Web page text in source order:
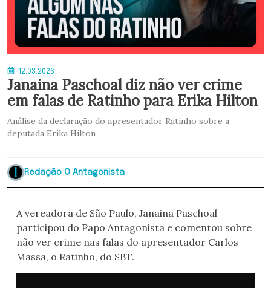
12.03.2026
Janaina Paschoal diz não ver crime
em falas de Ratinho para Erika Hilton
Análise da declaração do apresentador Ratinho sobre a
deputada Erika Hilton
Redação O Antagonista
A vereadora de São Paulo, Janaina Paschoal
participou do Papo Antagonista e comentou sobre
não ver crime nas falas do apresentador Carlos
Massa, o Ratinho, do SBT.